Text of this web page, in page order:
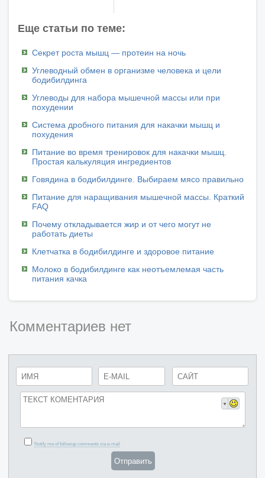
Еще статьи по теме:
Секрет роста мышц — протеин на ночь
Углеводный обмен в организме человека и цели
бодибилдинга
Углеводы для набора мышечной массы или при
похудении
Система дробного питания для накачки мышц и
похудения
Питание во время тренировок для накачки мышц.
Простая калькуляция ингредиентов
Говядина в бодибилдинге. Выбираем мясо правильно
Питание для наращивания мышечной массы. Краткий
FAQ
Почему откладывается жир и от чего могут не
работать диеты
Клетчатка в бодибилдинге и здоровое питание
Молоко в бодибилдинге как неотъемлемая часть
питания качка
Комментариев нет
Notify me of followup comments via e-mail